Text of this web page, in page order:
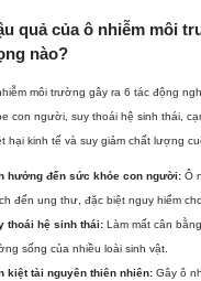
quả của ô nhiễm môi
nào?
môi trường gây ra 6 tác động
con người, suy thoái hệ sinh thái,
hại kinh tế và suy giảm chất lượng
hưởng đến sức khỏe con người: Ô
đến ung thư, đặc biệt nguy hiểm
thoái hệ sinh thái: Làm mất cân
sống của nhiều loài sinh vật.
kiệt tài nguyên thiên nhiên: Gây ô